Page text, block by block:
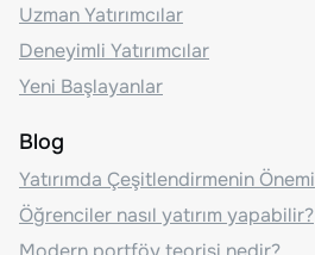
Uzman Yatırımcılar
Deneyimli Yatırımcılar
Yeni Başlayanlar
Blog
Yatırımda Çeşitlendirmenin Önemi
Öğrenciler nasıl yatırım yapabilir?